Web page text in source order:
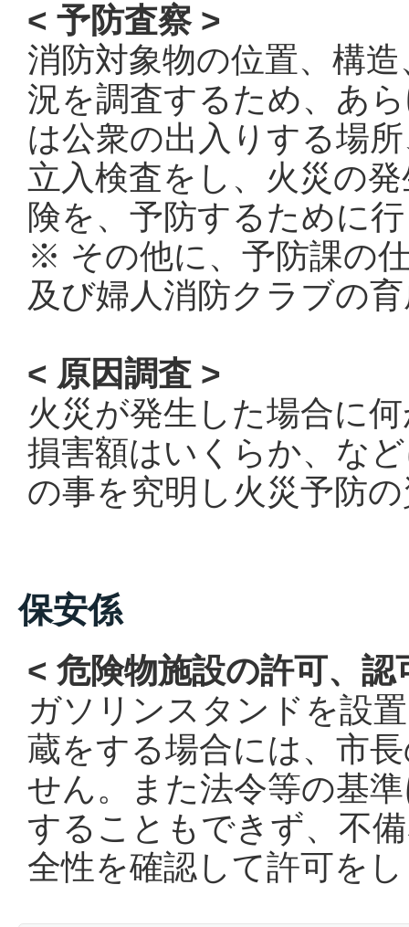
< 予防査察 >
消防対象物の位置、構
況を調査するため、あ
は公衆の出入りする場
立入検査をし、火災の
険を、予防するために
※ その他に、予防課の
及び婦人消防クラブの
< 原因調査 >
火災が発生した場合に
損害額はいくらか、な
の事を究明し火災予防
保安係
< 危険物施設の許可、認
ガソリンスタンドを設
蔵をする場合には、市
せん。また法令等の基
することもできず、不
全性を確認して許可を